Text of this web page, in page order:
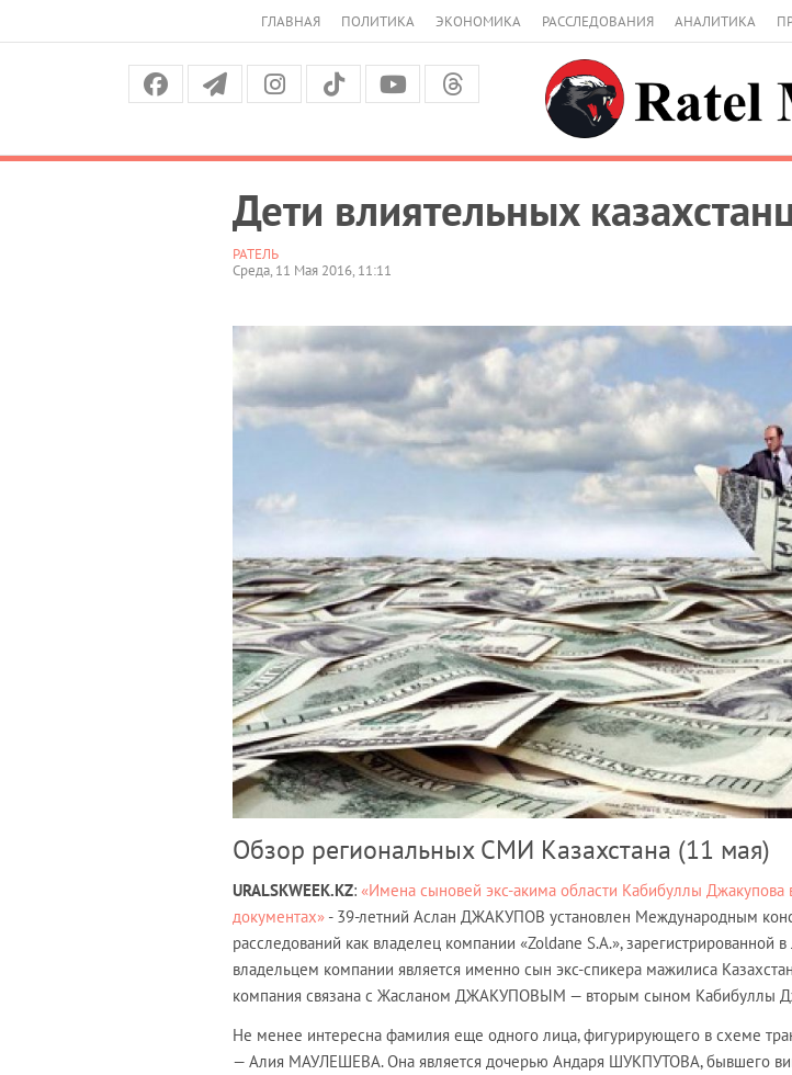
ГЛАВНАЯ ПОЛИТИКА ЭКОНОМИКА РАССЛЕДОВАНИЯ АНАЛИТИКА
Дети влиятельных
РАТЕЛЬ
Среда, 11 Мая 2016, 11:11
Обзор региональных СМИ Казахстана (11 мая)
URALSKWEEK.KZ: «Имена сыновей экс-акима области Кабибуллы Джакупова
документах» - 39-летний Аслан ДЖАКУПОВ установлен Международным
расследований как владелец компании «Zoldane S.A.», зарегистрированной
владельцем компании является именно сын экс-спикера мажилиса
компания связана с Жасланом ДЖАКУПОВЫМ — вторым сыном Кабибуллы
Не менее интересна фамилия еще одного лица, фигурирующего в схеме
— Алия МАУЛЕШЕВА. Она является дочерью Андаря ШУКПУТОВА, бывшего